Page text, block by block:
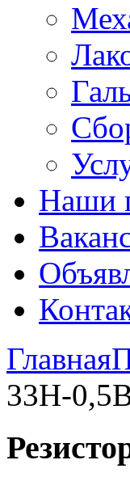
Наши
Главная
33Н-